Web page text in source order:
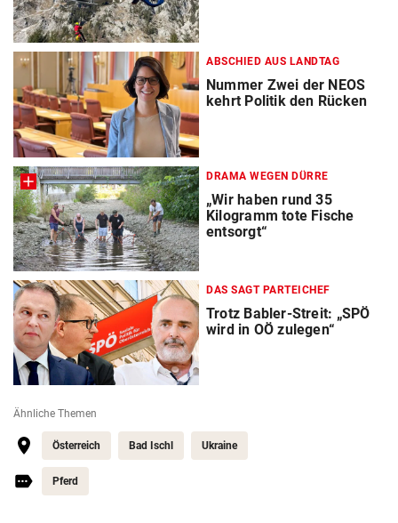
ABSCHIED AUS LANDTAG
Nummer Zwei der NEOS
kehrt Politik den Rücken
DRAMA WEGEN DÜRRE
„Wir haben rund 35
Kilogramm tote Fische
entsorgt“
DAS SAGT PARTEICHEF
Trotz Babler-Streit: „SPÖ
wird in OÖ zulegen“
Ähnliche Themen
Österreich Bad Ischl Ukraine
Pferd